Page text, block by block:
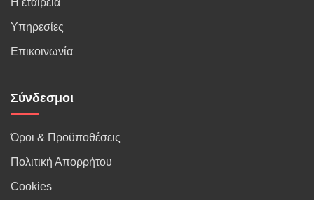
Η εταιρεία
Υπηρεσίες
Επικοινωνία
Σύνδεσμοι
Όροι & Προϋποθέσεις
Πολιτική Απορρήτου
Cookies